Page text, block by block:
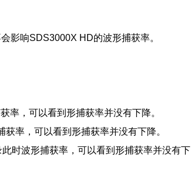
影响SDS3000X HD的波形捕获率。
率，可以看到形捕获率并没有下降。
率，可以看到形捕获率并没有下降。
时波形捕获率，可以看到形捕获率并没有下